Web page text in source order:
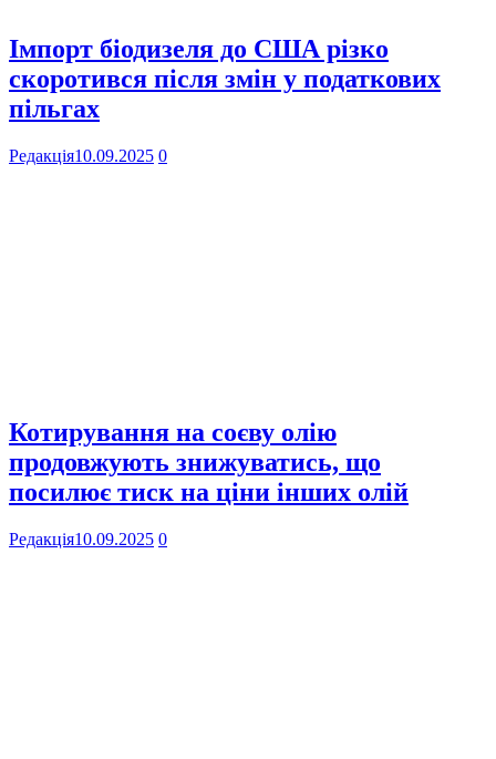
Імпорт біодизеля до США різко
скоротився після змін у податкових
пільгах
Редакція10.09.2025 0
Котирування на соєву олію
продовжують знижуватись, що
посилює тиск на ціни інших олій
Редакція10.09.2025 0